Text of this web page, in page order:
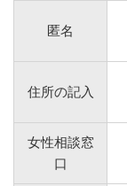
匿名
住所の記入
女性相談窓
口